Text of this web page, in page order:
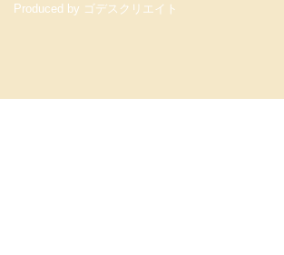
Produced by ゴデスクリエイト